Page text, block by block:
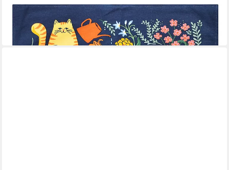
ULSTER WEAVERS
Geschirrtuch Marmalade Meadow
11,95 €
in 4-5 Werktagen bei dir